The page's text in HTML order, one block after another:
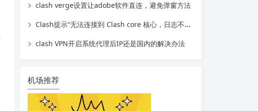
clash verge设置让adobe软件直连，避免弹窗方法
Clash提示“无法连接到 Clash core 核心，日志不可用“解决办法
clash VPN开启系统代理后IP还是国内的解决办法
机场推荐